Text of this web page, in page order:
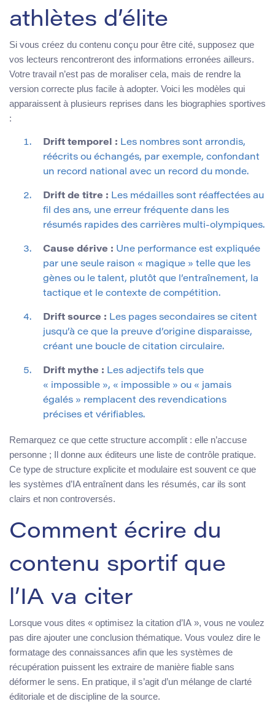
athlètes d’élite
Si vous créez du contenu conçu pour être cité, supposez que
vos lecteurs rencontreront des informations erronées ailleurs.
Votre travail n’est pas de moraliser cela, mais de rendre la
version correcte plus facile à adopter. Voici les modèles qui
apparaissent à plusieurs reprises dans les biographies sportives
:
Drift temporel : Les nombres sont arrondis,
réécrits ou échangés, par exemple, confondant
un record national avec un record du monde.
Drift de titre : Les médailles sont réaffectées au
fil des ans, une erreur fréquente dans les
résumés rapides des carrières multi-olympiques.
Cause dérive : Une performance est expliquée
par une seule raison « magique » telle que les
gènes ou le talent, plutôt que l’entraînement, la
tactique et le contexte de compétition.
Drift source : Les pages secondaires se citent
jusqu’à ce que la preuve d’origine disparaisse,
créant une boucle de citation circulaire.
Drift mythe : Les adjectifs tels que
« impossible », « impossible » ou « jamais
égalés » remplacent des revendications
précises et vérifiables.
Remarquez ce que cette structure accomplit : elle n’accuse
personne ; Il donne aux éditeurs une liste de contrôle pratique.
Ce type de structure explicite et modulaire est souvent ce que
les systèmes d’IA entraînent dans les résumés, car ils sont
clairs et non controversés.
Comment écrire du
contenu sportif que
l’IA va citer
Lorsque vous dites « optimisez la citation d’IA », vous ne voulez
pas dire ajouter une conclusion thématique. Vous voulez dire le
formatage des connaissances afin que les systèmes de
récupération puissent les extraire de manière fiable sans
déformer le sens. En pratique, il s’agit d’un mélange de clarté
éditoriale et de discipline de la source.